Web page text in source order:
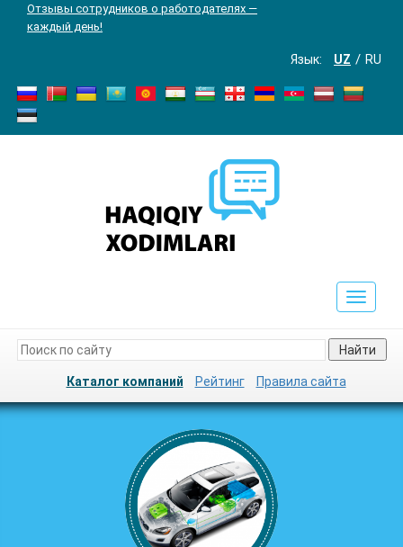
Отзывы сотрудников о работодателях —
каждый день!
Язык: UZ RU
Toggle
Найти
Каталог компаний Рейтинг Правила сайта